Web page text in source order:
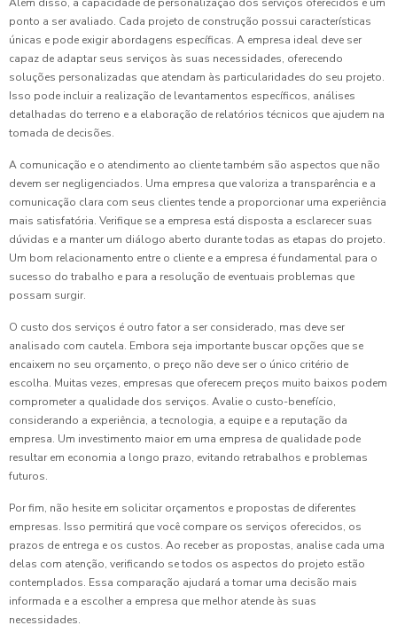
Além disso, a capacidade de personalização dos serviços oferecidos é um
ponto a ser avaliado. Cada projeto de construção possui características
únicas e pode exigir abordagens específicas. A empresa ideal deve ser
capaz de adaptar seus serviços às suas necessidades, oferecendo
soluções personalizadas que atendam às particularidades do seu projeto.
Isso pode incluir a realização de levantamentos específicos, análises
detalhadas do terreno e a elaboração de relatórios técnicos que ajudem na
tomada de decisões.
A comunicação e o atendimento ao cliente também são aspectos que não
devem ser negligenciados. Uma empresa que valoriza a transparência e a
comunicação clara com seus clientes tende a proporcionar uma experiência
mais satisfatória. Verifique se a empresa está disposta a esclarecer suas
dúvidas e a manter um diálogo aberto durante todas as etapas do projeto.
Um bom relacionamento entre o cliente e a empresa é fundamental para o
sucesso do trabalho e para a resolução de eventuais problemas que
possam surgir.
O custo dos serviços é outro fator a ser considerado, mas deve ser
analisado com cautela. Embora seja importante buscar opções que se
encaixem no seu orçamento, o preço não deve ser o único critério de
escolha. Muitas vezes, empresas que oferecem preços muito baixos podem
comprometer a qualidade dos serviços. Avalie o custo-benefício,
considerando a experiência, a tecnologia, a equipe e a reputação da
empresa. Um investimento maior em uma empresa de qualidade pode
resultar em economia a longo prazo, evitando retrabalhos e problemas
futuros.
Por fim, não hesite em solicitar orçamentos e propostas de diferentes
empresas. Isso permitirá que você compare os serviços oferecidos, os
prazos de entrega e os custos. Ao receber as propostas, analise cada uma
delas com atenção, verificando se todos os aspectos do projeto estão
contemplados. Essa comparação ajudará a tomar uma decisão mais
informada e a escolher a empresa que melhor atende às suas
necessidades.